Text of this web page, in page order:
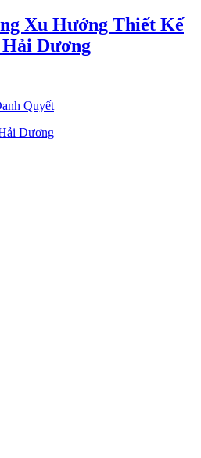
Xu Hướng Thiết Kế
Dương
Quyết
Dương